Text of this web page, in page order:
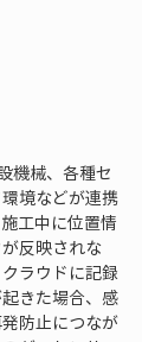
機械、各種セ
境などが連携
工中に位置情
反映されな
ラウドに記録
きた場合、感
防止につなが